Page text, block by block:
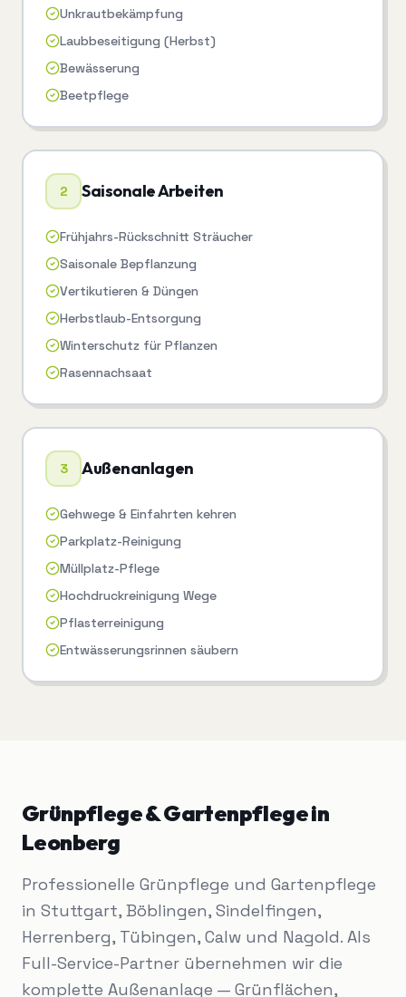
Unkrautbekämpfung
Laubbeseitigung (Herbst)
Bewässerung
Beetpflege
2 Saisonale Arbeiten
Frühjahrs-Rückschnitt Sträucher
Saisonale Bepflanzung
Vertikutieren & Düngen
Herbstlaub-Entsorgung
Winterschutz für Pflanzen
Rasennachsaat
3 Außenanlagen
Gehwege & Einfahrten kehren
Parkplatz-Reinigung
Müllplatz-Pflege
Hochdruckreinigung Wege
Pflasterreinigung
Entwässerungsrinnen säubern
Grünpflege & Gartenpflegein
Leonberg
Professionelle Grünpflege und Gartenpflege
in Stuttgart, Böblingen, Sindelfingen,
Herrenberg, Tübingen, Calw und Nagold. Als
Full-Service-Partner übernehmen wir die
komplette Außenanlage — Grünflächen,